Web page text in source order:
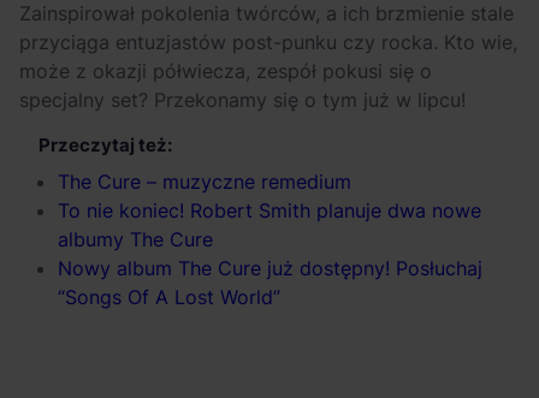
Zainspirował pokolenia twórców, a ich brzmienie stale
przyciąga entuzjastów post-punku czy rocka. Kto wie,
może z okazji półwiecza, zespół pokusi się o
specjalny set? Przekonamy się o tym już w lipcu!
Przeczytaj też:
The Cure – muzyczne remedium
To nie koniec! Robert Smith planuje dwa nowe
albumy The Cure
Nowy album The Cure już dostępny! Posłuchaj
“Songs Of A Lost World”